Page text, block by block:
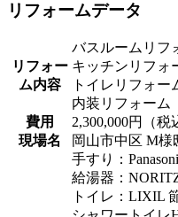
リフォームデータ
リフォー
ム内容
バスルームリフ
キッチンリフォ
トイレリフォー
内装リフォーム
費用
2,300,000円（税
現場名
岡山市中区 M様
手すり：
給湯器：
トイレ：LIXIL